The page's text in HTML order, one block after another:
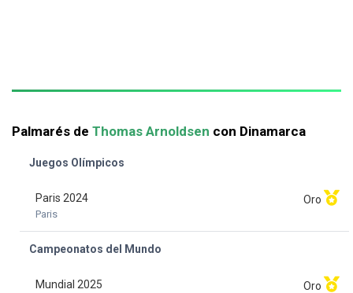
Palmarés de Thomas Arnoldsen con Dinamarca
Juegos Olímpicos
Paris 2024
Paris
Oro
Campeonatos del Mundo
Mundial 2025 Oro